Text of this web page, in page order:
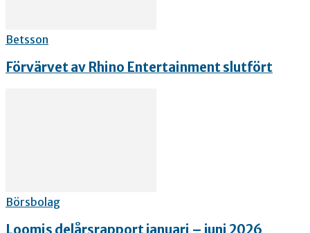
Betsson
Förvärvet av Rhino Entertainment slutfört
Börsbolag
Loomis delårsrapport januari – juni 2026